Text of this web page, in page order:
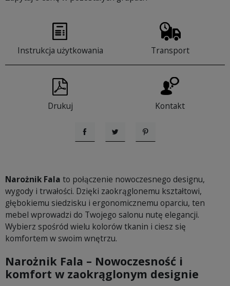
Instrukcja użytkowania Transport
Drukuj Kontakt
UdostępnijTweetujPinterest
Narożnik Fala to połączenie nowoczesnego designu,
wygody i trwałości. Dzięki zaokrąglonemu kształtowi,
głębokiemu siedzisku i ergonomicznemu oparciu, ten
mebel wprowadzi do Twojego salonu nutę elegancji.
Wybierz spośród wielu kolorów tkanin i ciesz się
komfortem w swoim wnętrzu.
Narożnik Fala – Nowoczesność i
komfort w zaokrąglonym designie